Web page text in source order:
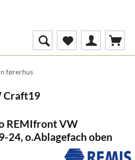
førerhus
Craft19
REMIfront VW
24, o.Ablagefach oben